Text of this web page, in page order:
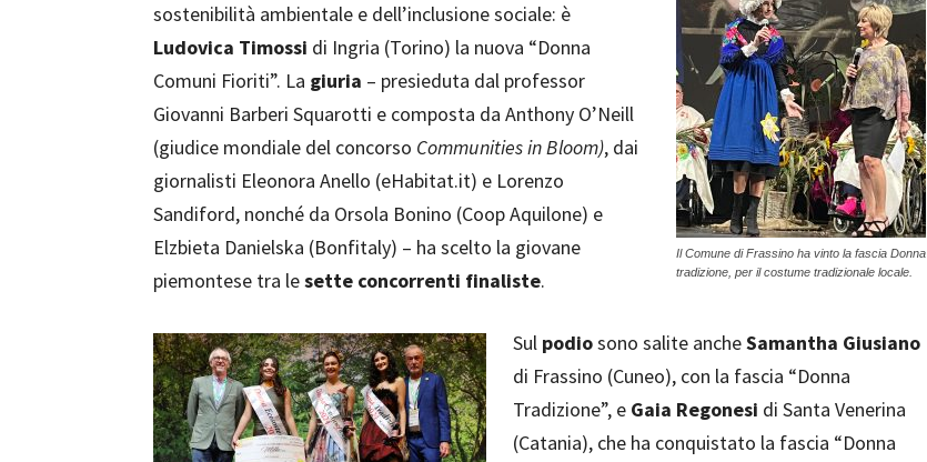
Il Comune di Frassino ha vinto la fascia Donna
tradizione, per il costume tradizionale locale.
sostenibilità ambientale e dell’inclusione sociale: è
Ludovica Timossi di Ingria (Torino) la nuova “Donna
Comuni Fioriti”. La giuria – presieduta dal professor
Giovanni Barberi Squarotti e composta da Anthony O’Neill
(giudice mondiale del concorso Communities in Bloom), dai
giornalisti Eleonora Anello (eHabitat.it) e Lorenzo
Sandiford, nonché da Orsola Bonino (Coop Aquilone) e
Elzbieta Danielska (Bonfitaly) – ha scelto la giovane
piemontese tra lesette concorrenti finaliste.
Sul podiosono salite ancheSamantha Giusiano
di Frassino (Cuneo), con la fascia “Donna
Tradizione”, e Gaia Regonesi di Santa Venerina
(Catania), che ha conquistato la fascia “Donna